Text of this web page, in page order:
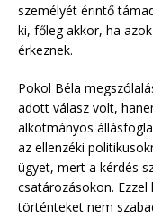
személyét érintő
ki, főleg akkor, ha
érkeznek.
Pokol Béla
adott válasz volt,
alkotmányos
az ellenzéki
ügyet, mert a kérdés
csatározásokon.
történteket nem